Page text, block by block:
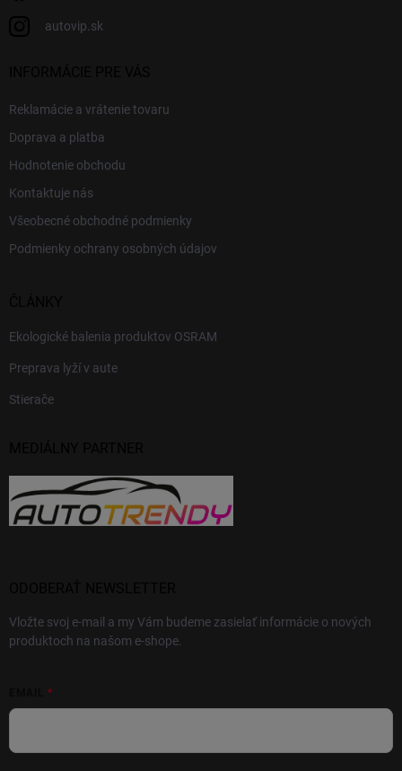
autovip.sk
Reklamácie a vrátenie tovaru
Doprava a platba
Hodnotenie obchodu
Kontaktuje nás
Všeobecné obchodné podmienky
Podmienky ochrany osobných údajov
Ekologické balenia produktov OSRAM
Preprava lyží v aute
Stierače
Vložte svoj e-mail a my Vám budeme zasielať informácie o nových
produktoch na našom e-shope.